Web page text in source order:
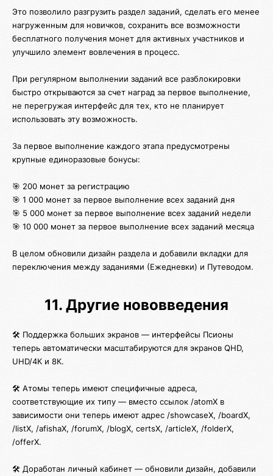
Это позволило разгрузить раздел заданий, сделать его менее
нагруженным для новичков, сохранить все возможности
бесплатного получения монет для активных участников и
улучшило элемент вовлечения в процесс.
При регулярном выполнении заданий все разблокировки
быстро открываются за счет наград за первое выполнение,
не перегружая интерфейс для тех, кто не планирует
использовать эту возможность.
За первое выполнение каждого этапа предусмотрены
крупные единоразовые бонусы:
🎯 200 монет за регистрацию
🎯 1 000 монет за первое выполнение всех заданий дня
🎯 5 000 монет за первое выполнение всех заданий недели
🎯 10 000 монет за первое выполнение всех заданий месяца
В целом обновили дизайн раздела и добавили вкладки для
переключения между заданиями (Ежедневки) и Путеводом.
11. Другие нововведения
🛠️ Поддержка больших экранов — интерфейсы Псионы
теперь автоматически масштабируются для экранов QHD,
UHD/4К и 8К.
🛠️ Атомы теперь имеют специфичные адреса,
соответствующие их типу — вместо ссылок /atomX в
зависимости они теперь имеют адрес /showcaseX, /boardX,
/listX, /afishaX, /forumX, /blogX, certsX, /articleX, /folderX,
/offerX.
🛠️ Доработан личный кабинет — обновили дизайн, добавили